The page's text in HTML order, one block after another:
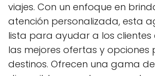
viajes. Con un enfoque en
atención personalizada, esta
lista para ayudar a los
las mejores ofertas y opciones
destinos. Ofrecen una gama